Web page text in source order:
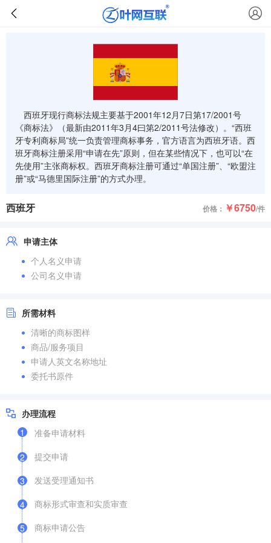
西班牙现行商标法规主要基于2001年12月7日第17/2001号
《商标法》（最新由2011年3月4曰第2/2011号法修改）。“西班
牙专利商标局”统一负责管理商标事务，官方语言为西班牙语。西
班牙商标注册采用“申请在先”原则，但在某些情况下，也可以“在
先使用”主张商标权。西班牙商标注册可通过“单国注册”、“欧盟注
册”或“马德里国际注册”的方式办理。
西班牙 价格： ￥6750/件
申请主体
个人名义申请
公司名义申请
所需材料
清晰的商标图样
商品/服务项目
申请人英文名称地址
委托书原件
办理流程
1
准备申请材料
2
提交申请
3
发送受理通知书
4
商标形式审查和实质审查
5
商标申请公告